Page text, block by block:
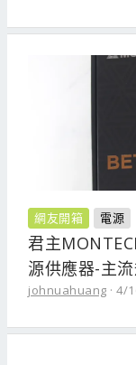
網友開箱 電源
君主
源供應器-主
johnuahuang 4/